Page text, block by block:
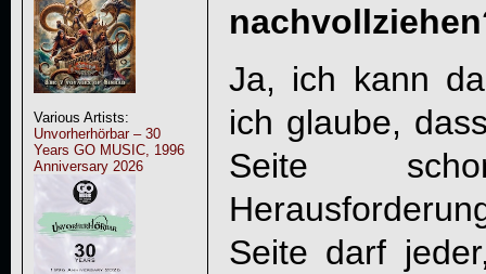
Various Artists:
Unvorherhörbar – 30
Years GO MUSIC, 1996
Anniversary 2026
Ja, ich kann
ich glaube,
Seite
Seite darf